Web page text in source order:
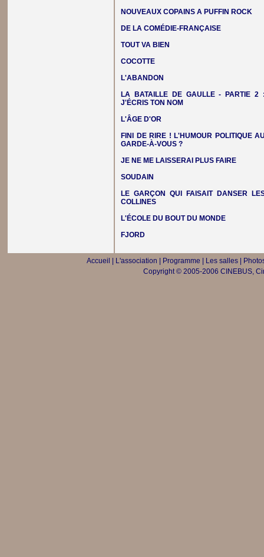
NOUVEAUX COPAINS A PUFFIN ROCK
DE LA COMÉDIE-FRANÇAISE
TOUT VA BIEN
COCOTTE
L'ABANDON
LA BATAILLE DE GAULLE - PARTIE 2
J'ÉCRIS TON NOM
L'ÂGE D'OR
FINI DE RIRE ! L'HUMOUR POLITIQUE
GARDE-À-VOUS ?
JE NE ME LAISSERAI PLUS FAIRE
SOUDAIN
LE GARÇON QUI FAISAIT DANSER
COLLINES
L'ÉCOLE DU BOUT DU MONDE
FJORD
Accueil L'association Programme Les salles|
Copyright © 2005-2006 CINEBUS,